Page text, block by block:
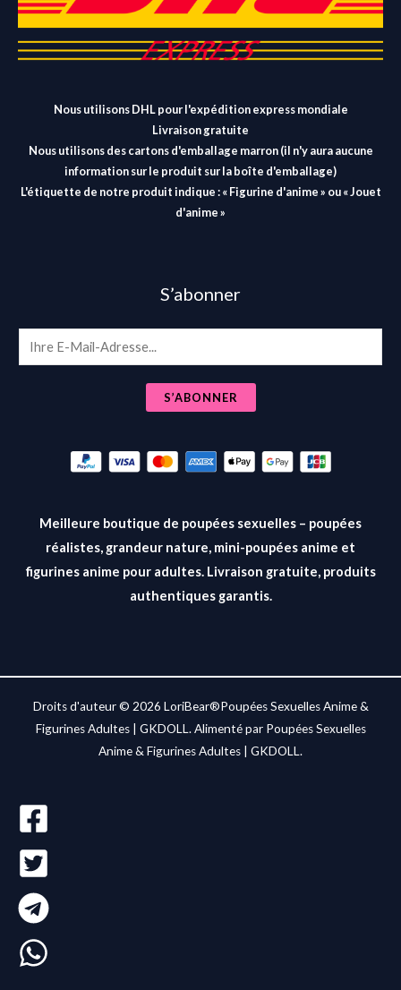
Nous utilisons DHL pour l'expédition express mondiale
Livraison gratuite
Nous utilisons des cartons d'emballage marron (il n'y aura aucune
information sur le produit sur la boîte d'emballage)
L'étiquette de notre produit indique : « Figurine d'anime » ou « Jouet
d'anime »
S’abonner
m
S’ABONNER
Meilleure boutique de poupées sexuelles – poupées
réalistes, grandeur nature, mini-poupées anime et
figurines anime pour adultes. Livraison gratuite, produits
authentiques garantis.
Droits d'auteur © 2026 LoriBear®Poupées Sexuelles Anime &
Figurines Adultes | GKDOLL. Alimenté par Poupées Sexuelles
Anime & Figurines Adultes | GKDOLL.